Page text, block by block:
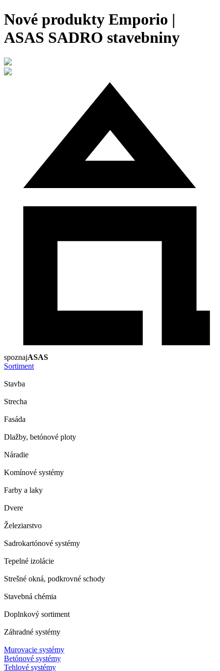
Nové produkty Emporio |
ASAS SADRO stavebniny
spoznajASAS
Sortiment
Stavba
Strecha
Fasáda
Dlažby, betónové ploty
Náradie
Komínové systémy
Farby a laky
Dvere
Železiarstvo
Sadrokartónové systémy
Tepelné izolácie
Strešné okná, podkrovné schody
Stavebná chémia
Doplnkový sortiment
Záhradné systémy
Murovacie systémy
Betónové systémy
Tehlové systémy